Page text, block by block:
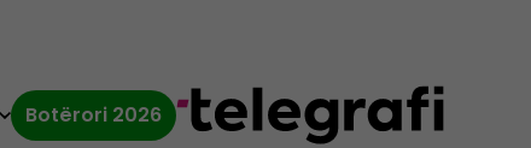
Botërori 2026